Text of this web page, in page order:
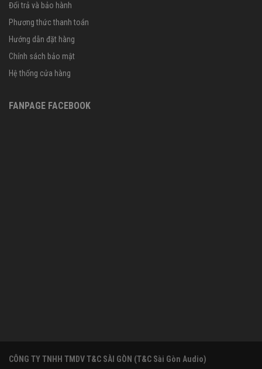
Đổi trả và bảo hành
Phương thức thanh toán
Hướng dẫn đặt hàng
Chính sách bảo mật
Hệ thống cửa hàng
FANPAGE FACEBOOK
CÔNG TY TNHH TMDV T&C SÀI GÒN (T&C Sài Gòn Audio)